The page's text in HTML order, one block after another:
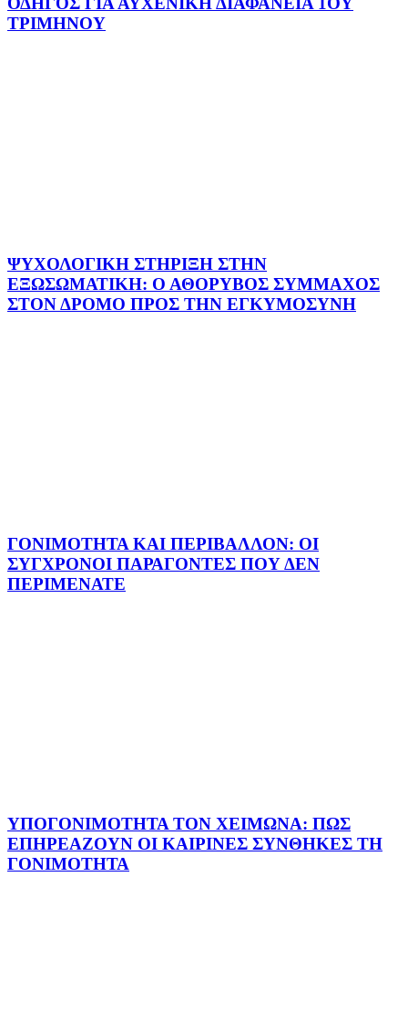
ΤΡΙΜΗΝΟΥ
ΨΥΧΟΛΟΓΙΚΗ ΣΤΗΡΙΞΗ ΣΤΗΝ
ΕΞΩΣΩΜΑΤΙΚΗ: Ο ΑΘΟΡΥΒΟΣ ΣΥΜΜΑΧΟΣ
ΣΤΟΝ ΔΡΟΜΟ ΠΡΟΣ ΤΗΝ ΕΓΚΥΜΟΣΥΝΗ
ΓΟΝΙΜΟΤΗΤΑ ΚΑΙ ΠΕΡΙΒΑΛΛΟΝ: ΟΙ
ΣΥΓΧΡΟΝΟΙ ΠΑΡΑΓΟΝΤΕΣ ΠΟΥ ΔΕΝ
ΠΕΡΙΜΕΝΑΤΕ
ΥΠΟΓΟΝΙΜΟΤΗΤΑ ΤΟΝ ΧΕΙΜΩΝΑ: ΠΩΣ
ΕΠΗΡΕΑΖΟΥΝ ΟΙ ΚΑΙΡΙΝΕΣ ΣΥΝΘΗΚΕΣ ΤΗ
ΓΟΝΙΜΟΤΗΤΑ